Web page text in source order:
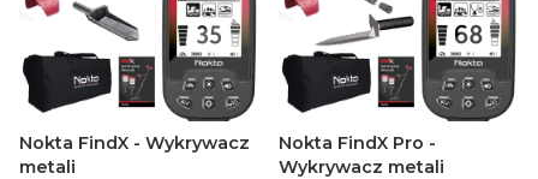
Nokta FindX - Wykrywacz
metali
Nokta FindX Pro -
Wykrywacz metali